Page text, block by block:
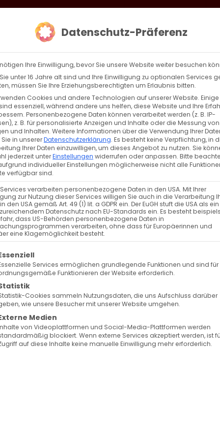
Zurück Vor
Narine Abgaryan
russische Schriftstellerin und
der Armenischen Kulturtage Stuttgart die
renommierte Schriftstellerin Narine Abgaryan,
als Autorin, sondern auch als angesehene
Mittelpunkt dieses literarischen Ereignisses.
als eine der herausragendsten Autorinnen
persönlichen Einblick in ihre Welt. Sie teilte
einzigartige Perspektive auf die Welt. Dieser
persönlich zu treffen und in einen intensiven
Datenschutz-Präferenz
Ihre Einwilligung, bevor Sie unsere Website weiter besuchen
unter 16 Jahre alt sind und Ihre Einwilligung zu optionalen Services
müssen Sie Ihre Erziehungsberechtigten um Erlaubnis bitten.
Cookies und andere Technologien auf unserer Website.
essenziell, während andere uns helfen, diese Website und Ihre
Personenbezogene Daten können verarbeitet werden (z. B. IP-
z. B. für personalisierte Anzeigen und Inhalte oder die Messung von
und Inhalten. Weitere Informationen über die Verwendung Ihrer
in unsererDatenschutzerklärung. Es besteht keine Verpflichtung, in
Ihrer Daten einzuwilligen, um dieses Angebot zu nutzen. Sie
jederzeit unterEinstellungen widerrufen oder anpassen. Bitte
individueller Einstellungen möglicherweise nicht alle
verfügbar sind.
verarbeiten personenbezogene Daten in den USA. Mit Ihrer
zur Nutzung dieser Services willigen Sie auch in die Verarbeitung
den USA gemäß Art. 49 (1) lit. a GDPR ein. Der EuGH stuft die USA als
Datenschutz nach EU-Standards ein. Es besteht
dass US-Behörden personenbezogene Daten in
verarbeiten, ohne dass für Europäerinnen und
eine Klagemöglichkeit besteht.
eine Liste der Service-Gruppen, für die eine
Services ermöglichen grundlegende Funktionen und sind
Funktionieren der Website erforderlich.
Cookies sammeln Nutzungsdaten, die uns Aufschluss darüber
wie unsere Besucher mit unserer Website umgehen.
Medien
von Videoplattformen und Social-Media-Plattformen werden
blockiert. Wenn externe Services akzeptiert werden, ist
auf diese Inhalte keine manuelle Einwilligung mehr erforderlich.